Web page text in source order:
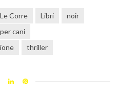
Corre Libri
noir
cani
thriller